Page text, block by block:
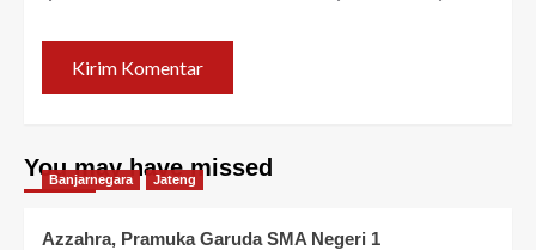
You may have missed
Banjarnegara Jateng
Azzahra, Pramuka Garuda SMA Negeri 1